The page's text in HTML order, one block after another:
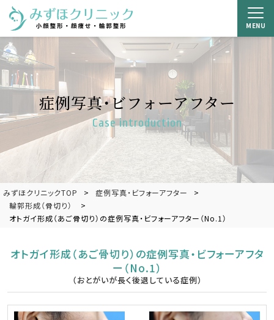
MENU
症例写真・ビフォーアフター
Case introduction
みずほクリニックTOP
症例写真・ビフォーアフター
輪郭形成（骨切り）
オトガイ形成（あご骨切り）の症例写真・ビフォーアフター（No.1）
オトガイ形成（あご骨切り）の症例写真・ビフォーアフタ
ー（No.1）
（おとがいが長く後退している症例）